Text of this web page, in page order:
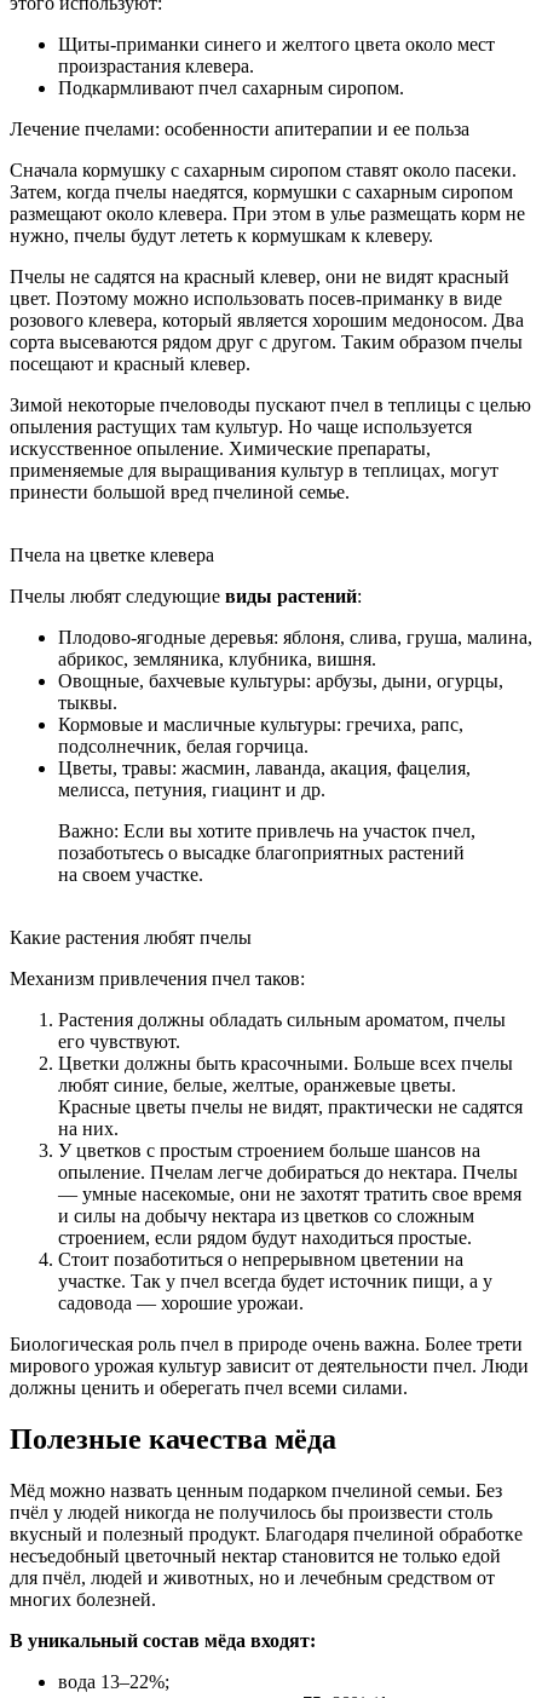
Щиты-приманки синего и желтого цвета около мест
произрастания клевера.
Подкармливают пчел сахарным сиропом.
Лечение пчелами: особенности апитерапии и ее польза
Сначала кормушку с сахарным сиропом ставят около пасеки.
Затем, когда пчелы наедятся, кормушки с сахарным сиропом
размещают около клевера. При этом в улье размещать корм не
нужно, пчелы будут лететь к кормушкам к клеверу.
Пчелы не садятся на красный клевер, они не видят красный
цвет. Поэтому можно использовать посев-приманку в виде
розового клевера, который является хорошим медоносом. Два
сорта высеваются рядом друг с другом. Таким образом пчелы
посещают и красный клевер.
Зимой некоторые пчеловоды пускают пчел в теплицы с целью
опыления растущих там культур. Но чаще используется
искусственное опыление. Химические препараты,
применяемые для выращивания культур в теплицах, могут
принести большой вред пчелиной семье.
Пчела на цветке клевера
Пчелы любят следующие виды растений:
Плодово-ягодные деревья: яблоня, слива, груша, малина,
абрикос, земляника, клубника, вишня.
Овощные, бахчевые культуры: арбузы, дыни, огурцы,
тыквы.
Кормовые и масличные культуры: гречиха, рапс,
подсолнечник, белая горчица.
Цветы, травы: жасмин, лаванда, акация, фацелия,
мелисса, петуния, гиацинт и др.
Важно: Если вы хотите привлечь на участок пчел,
позаботьтесь о высадке благоприятных растений
на своем участке.
Какие растения любят пчелы
Механизм привлечения пчел таков:
Растения должны обладать сильным ароматом, пчелы
его чувствуют.
Цветки должны быть красочными. Больше всех пчелы
любят синие, белые, желтые, оранжевые цветы.
Красные цветы пчелы не видят, практически не садятся
на них.
У цветков с простым строением больше шансов на
опыление. Пчелам легче добираться до нектара. Пчелы
— умные насекомые, они не захотят тратить свое время
и силы на добычу нектара из цветков со сложным
строением, если рядом будут находиться простые.
Стоит позаботиться о непрерывном цветении на
участке. Так у пчел всегда будет источник пищи, а у
садовода — хорошие урожаи.
Биологическая роль пчел в природе очень важна. Более трети
мирового урожая культур зависит от деятельности пчел. Люди
должны ценить и оберегать пчел всеми силами.
Полезные качества мёда
Мёд можно назвать ценным подарком пчелиной семьи. Без
пчёл у людей никогда не получилось бы произвести столь
вкусный и полезный продукт. Благодаря пчелиной обработке
несъедобный цветочный нектар становится не только едой
для пчёл, людей и животных, но и лечебным средством от
многих болезней.
В уникальный состав мёда входят:
вода 13–22%;